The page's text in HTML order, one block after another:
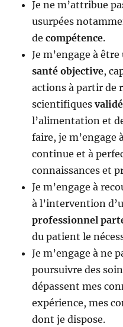
Je ne m’attribue
usurpées
decompétence.
Je m’engage à être
santé objective,
actions à partir de
scientifiques
l’alimentation et
faire, je m’engage
continue et à
connaissances et
Je m’engage à
à l’intervention
professionnel
du patient le
Je m’engage à ne
poursuivre des
dépassent mes
expérience, mes
dont je dispose.